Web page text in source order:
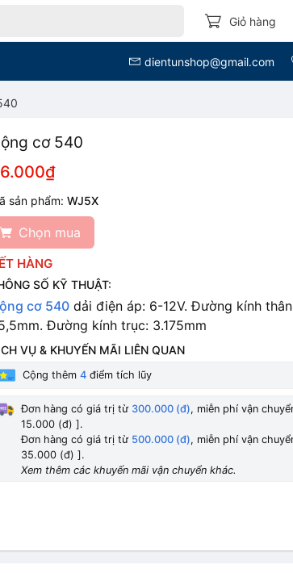
Giỏ hàng
dientunshop@gmail.com
cơ 540
sản phẩm:WJ5X
Chọn mua
HÀNG
SỐ KỸ THUẬT:
cơ 540 dải điện áp: 6-12V.Đường kính
Đường kính trục: 3.175mm
VỤ & KHUYẾN MÃI LIÊN QUAN
Cộng thêm4 điểm tích lũy
Đơn hàng có giá trị từ 300.000 (đ), miễn phí vận
15.000 (đ) ].
Đơn hàng có giá trị từ 500.000 (đ), miễn phí vận
35.000 (đ) ].
Xem thêm các khuyến mãi vận chuyển khác.